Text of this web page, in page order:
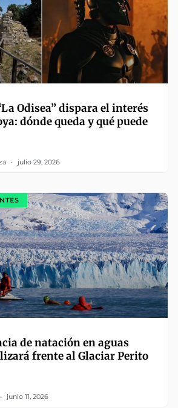
Odisea” dispara el interés
dónde queda y qué puede
julio 29, 2026
de natación en aguas
frente al Glaciar Perito
junio 11, 2026